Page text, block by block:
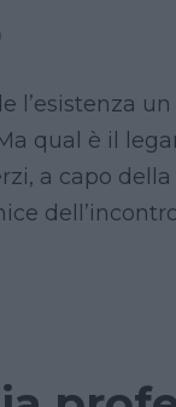
l’esistenza
qual è il
a capo della